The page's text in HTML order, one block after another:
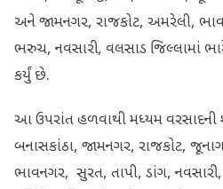
અને જામનગર, રાજકોટ, અમરેલી,
ભરુચ, નવસારી, વલસાડ જિલ્લામાં
કર્યું છે.
આ ઉપરાંત હળવાથી મધ્યમ વરસાદની
બનાસકાંઠા, જામનગર, રાજકોટ,
ભાવનગર, સુરત, તાપી, ડાંગ,